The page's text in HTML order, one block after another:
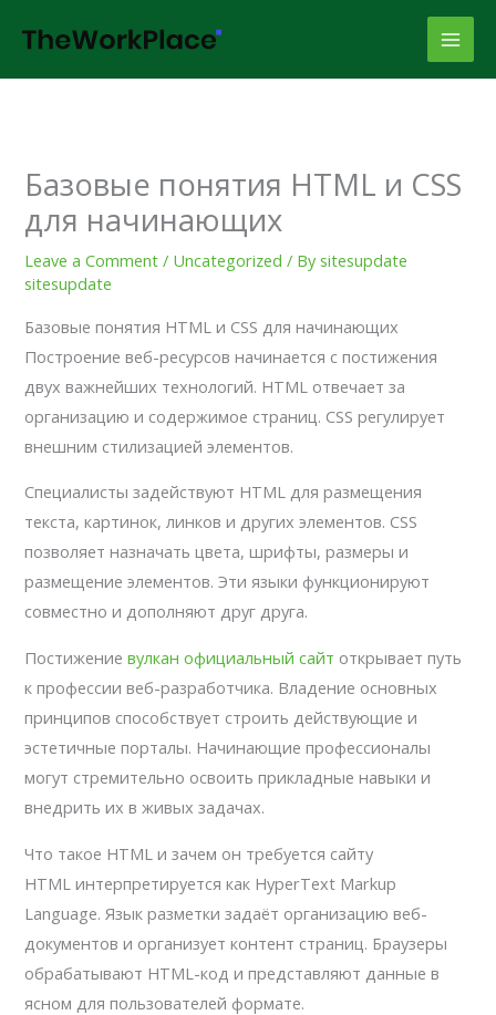
content
Базовые понятия HTML и CSS
для начинающих
Leave a Comment / Uncategorized / Bysitesupdate
sitesupdate
Базовые понятия HTML и CSS для начинающих
Построение веб-ресурсов начинается с постижения
двух важнейших технологий. HTML отвечает за
организацию и содержимое страниц. CSS регулирует
внешним стилизацией элементов.
Специалисты задействуют HTML для размещения
текста, картинок, линков и других элементов. CSS
позволяет назначать цвета, шрифты, размеры и
размещение элементов. Эти языки функционируют
совместно и дополняют друг друга.
Постижениевулкан официальный сайт открывает путь
к профессии веб-разработчика. Владение основных
принципов способствует строить действующие и
эстетичные порталы. Начинающие профессионалы
могут стремительно освоить прикладные навыки и
внедрить их в живых задачах.
Что такое HTML и зачем он требуется сайту
HTML интерпретируется как HyperText Markup
Language. Язык разметки задаёт организацию веб-
документов и организует контент страниц. Браузеры
обрабатывают HTML-код и представляют данные в
ясном для пользователей формате.